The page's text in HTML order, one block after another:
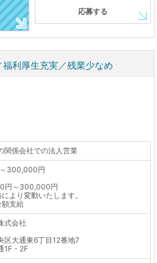
応募する
利厚生充実／残業少なめ
関係会社での法人営業
300,000円
円～300,000円
より変動いたします。
支給
式会社
区大通東6丁目12番地7
1F・2F